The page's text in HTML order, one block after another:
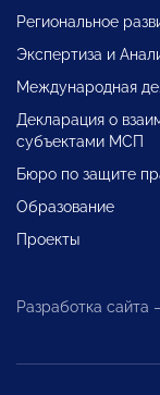
Региональное
Экспертиза и
Международная
Декларация о
субъектами МСП
Бюро по защите
Образование
Проекты
Разработка сайта